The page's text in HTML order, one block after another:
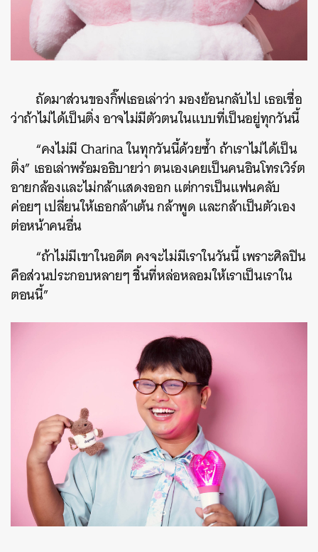
ถัดมาส่วนของกิ๊ฟเธอเล่าว่า มองย้อนกลับไป เธอเชื่อ
ว่าถ้าไม่ได้เป็นติ่ง อาจไม่มีตัวตนในแบบที่เป็นอยู่ทุกวันนี้
“คงไม่มี Charina ในทุกวันนี้ด้วยซ้ำ ถ้าเราไม่ได้เป็น
ติ่ง” เธอเล่าพร้อมอธิบายว่า ตนเองเคยเป็นคนอินโทรเวิร์ต
อายกล้องและไม่กล้าแสดงออก แต่การเป็นแฟนคลับ
ค่อยๆ เปลี่ยนให้เธอกล้าเต้น กล้าพูด และกล้าเป็นตัวเอง
ต่อหน้าคนอื่น
“ถ้าไม่มีเขาในอดีต คงจะไม่มีเราในวันนี้ เพราะศิลปิน
คือส่วนประกอบหลายๆ ชิ้นที่หล่อหลอมให้เราเป็นเราใน
ตอนนี้”